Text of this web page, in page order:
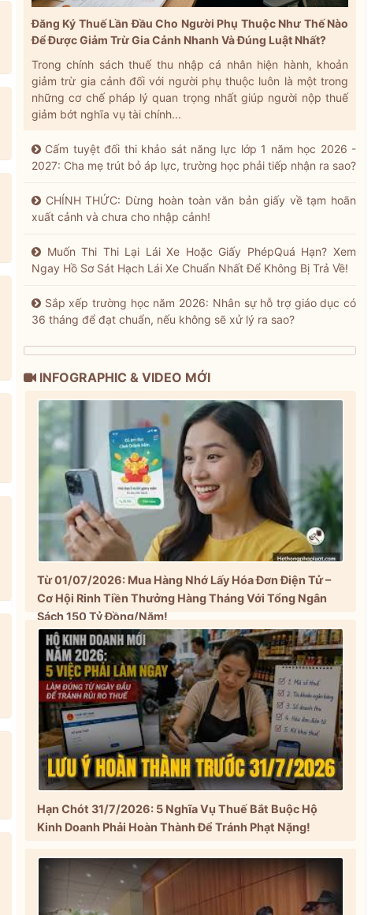
Đăng Ký Thuế Lần Đầu Cho Người Phụ Thuộc Như Thế Nào
Để Được Giảm Trừ Gia Cảnh Nhanh Và Đúng Luật Nhất?
Trong chính sách thuế thu nhập cá nhân hiện hành, khoản
giảm trừ gia cảnh đối với người phụ thuộc luôn là một trong
những cơ chế pháp lý quan trọng nhất giúp người nộp thuế
giảm bớt nghĩa vụ tài chính...
Cấm tuyệt đối thi khảo sát năng lực lớp 1 năm học 2026 -
2027: Cha mẹ trút bỏ áp lực, trường học phải tiếp nhận ra sao?
CHÍNH THỨC: Dừng hoàn toàn văn bản giấy về tạm hoãn
xuất cảnh và chưa cho nhập cảnh!
Muốn Thi Thi Lại Lái Xe Hoặc Giấy PhépQuá Hạn? Xem
Ngay Hồ Sơ Sát Hạch Lái Xe Chuẩn Nhất Để Không Bị Trả Về!
Sắp xếp trường học năm 2026: Nhân sự hỗ trợ giáo dục có
36 tháng để đạt chuẩn, nếu không sẽ xử lý ra sao?
INFOGRAPHIC & VIDEO MỚI
Từ 01/07/2026: Mua Hàng Nhớ Lấy Hóa Đơn Điện Tử –
Cơ Hội Rinh Tiền Thưởng Hàng Tháng Với Tổng Ngân
Sách 150 Tỷ Đồng/Năm!
Hạn Chót 31/7/2026: 5 Nghĩa Vụ Thuế Bắt Buộc Hộ
Kinh Doanh Phải Hoàn Thành Để Tránh Phạt Nặng!